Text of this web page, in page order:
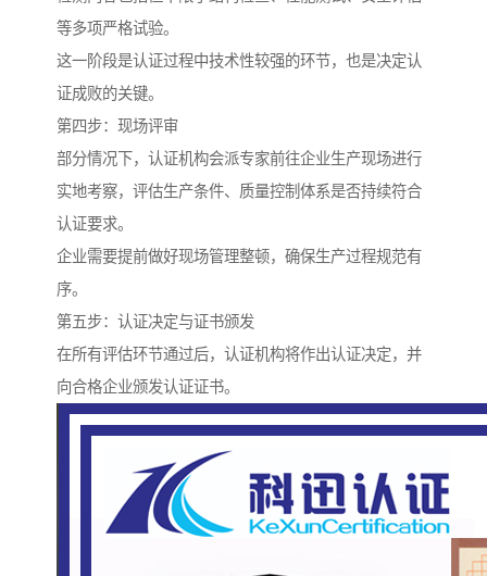
等多项严格试验。
这一阶段是认证过程中技术性较强的环节，也是决定认
证成败的关键。
第四步：现场评审
部分情况下，认证机构会派专家前往企业生产现场进行
实地考察，评估生产条件、质量控制体系是否持续符合
认证要求。
企业需要提前做好现场管理整顿，确保生产过程规范有
序。
第五步：认证决定与证书颁发
在所有评估环节通过后，认证机构将作出认证决定，并
向合格企业颁发认证证书。